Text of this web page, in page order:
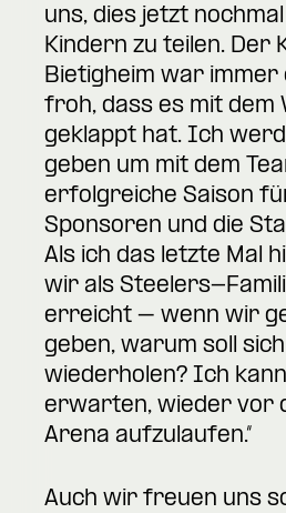
uns, dies jetzt
Kindern zu teilen. Der
Bietigheim war immer
froh, dass es mit dem
geklappt hat. Ich
geben um mit dem
erfolgreiche Saison
Sponsoren und die
Als ich das letzte Mal
wir als Steelers-
erreicht – wenn wir
geben, warum soll
wiederholen? Ich
erwarten, wieder vor
Arena aufzulaufen.“
Auch wir freuen uns